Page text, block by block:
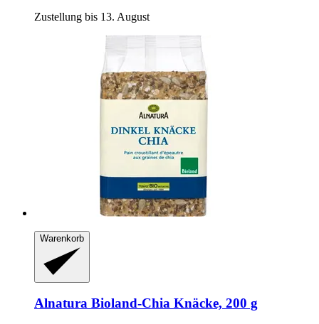
Zustellung bis 13. August
Warenkorb
Alnatura Bioland-​Chia Knäcke, 200 g